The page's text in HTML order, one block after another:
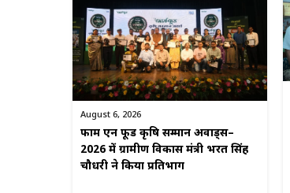
August 6, 2026
फार्म एन फूड कृषि सम्मान अवार्ड्स–
2026 में ग्रामीण विकास मंत्री भरत सिंह
चौधरी ने किया प्रतिभाग